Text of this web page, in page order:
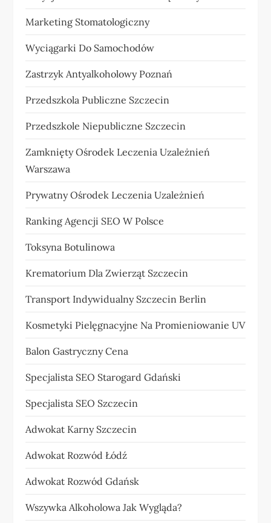
Marketing Stomatologiczny
Wyciągarki Do Samochodów
Zastrzyk Antyalkoholowy Poznań
Przedszkola Publiczne Szczecin
Przedszkole Niepubliczne Szczecin
Zamknięty Ośrodek Leczenia Uzależnień
Warszawa
Prywatny Ośrodek Leczenia Uzależnień
Ranking Agencji SEO W Polsce
Toksyna Botulinowa
Krematorium Dla Zwierząt Szczecin
Transport Indywidualny Szczecin Berlin
Kosmetyki Pielęgnacyjne Na Promieniowanie UV
Balon Gastryczny Cena
Specjalista SEO Starogard Gdański
Specjalista SEO Szczecin
Adwokat Karny Szczecin
Adwokat Rozwód Łódź
Adwokat Rozwód Gdańsk
Wszywka Alkoholowa Jak Wygląda?